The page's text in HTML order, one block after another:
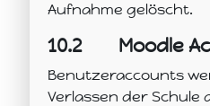
Aufnahme gelöscht.
10.2 Moodle
Benutzeraccounts
Verlassen der Schule